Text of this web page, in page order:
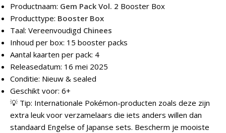
Productnaam: Gem Pack Vol. 2 Booster Box
Producttype: Booster Box
Taal: Vereenvoudigd Chinees
Inhoud per box: 15 booster packs
Aantal kaarten per pack: 4
Releasedatum: 16 mei 2025
Conditie: Nieuw & sealed
Geschikt voor: 6+
💡 Tip: Internationale Pokémon-producten zoals deze zijn
extra leuk voor verzamelaars die iets anders willen dan
standaard Engelse of Japanse sets. Bescherm je mooiste